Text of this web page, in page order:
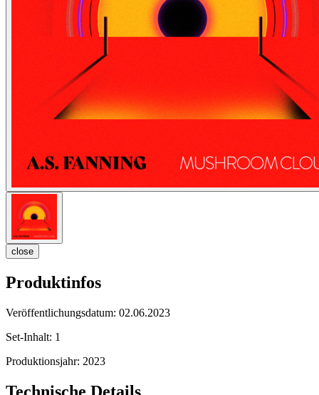
close
Produktinfos
Veröffentlichungsdatum: 02.06.2023
Set-Inhalt: 1
Produktionsjahr: 2023